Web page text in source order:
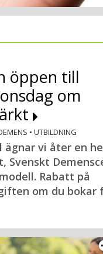
öppen till
om
• UTBILDNING
ägnar vi åter en
Svenskt
Rabatt på
om du bokar